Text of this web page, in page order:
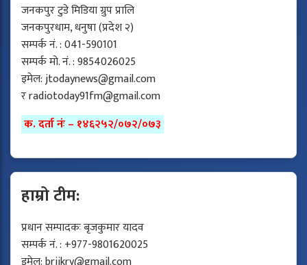
जनकपुर टुडे मिडिया ग्रुप प्रालि
जनकपुरधाम, धनुषा (प्रदेश २)
सम्पर्क नं. : 041-590101
सम्पर्क मो. नं. : 9854026025
इमेल:jtodaynews@gmail.com
रradiotoday91fm@gmail.com
क. दर्ता नंः – १४६२५२/०७२/०७३
हाम्रो टीम:
प्रधान सम्पादकः बृजकुमार यादव
सम्पर्क नं. : +977-9801620025